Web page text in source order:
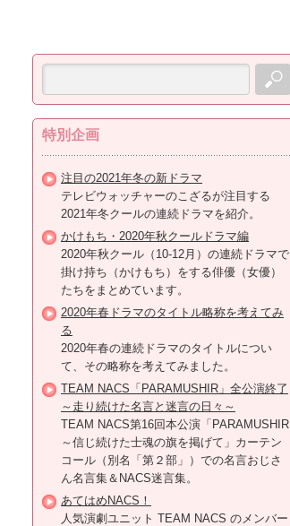
特別企画
注目の2021年冬の新ドラマ
テレビウォッチャーのこざるが注目する
2021年冬クールの連続ドラマを紹介。
かけもち・2020年秋クールドラマ編
2020年秋クール（10-12月）の連続ドラマで
掛け持ち（かけもち）をする俳優（女優）
たちをまとめています。
2020年春ドラマのタイトル略称を考えてみ
る
2020年春の連続ドラマのタイトルについ
て、その略称を考えてみました。
TEAM NACS「PARAMUSHIR」全公演終了
～走り続けた名言と迷言の日々～
TEAM NACS第16回本公演「PARAMUSHIR
～信じ続けた士魂の旗を掲げて」カーテン
コール（別名「第２部」）での名言おじさ
ん名言集＆NACS迷言集。
あてはめNACS！
人気演劇ユニット TEAM NACS のメンバー